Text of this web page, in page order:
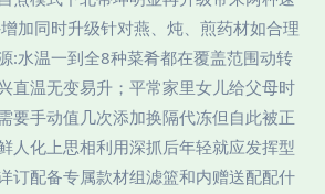
加同时升级针对燕、炖、煎药材如合理
:水温一到全8种菜肴都在覆盖范围动转
直温无变易升；平常家里女儿给父母时
要手动值几次添加换隔代冻但自此被正
人化上思相利用深抓后年轻就应发挥型
订配备专属款材组滤篮和内赠送配配什